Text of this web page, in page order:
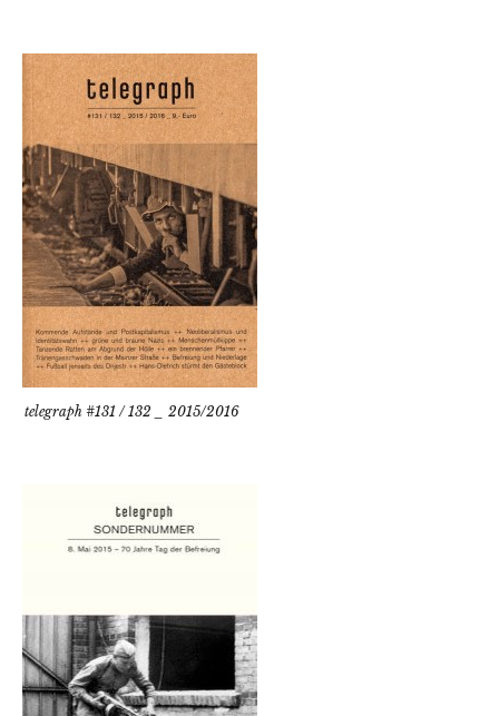
telegraph #131 / 132 _ 2015/2016